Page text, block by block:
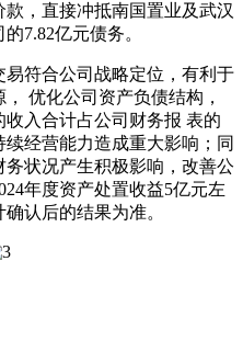
，直接冲抵南国置业及武汉
7.82亿元债务。
符合公司战略定位，有利于
优化公司资产负债结构，
入合计占公司财务报 表的
经营能力造成重大影响；同
状况产生积极影响，改善公
年度资产处置收益5亿元左
认后的结果为准。